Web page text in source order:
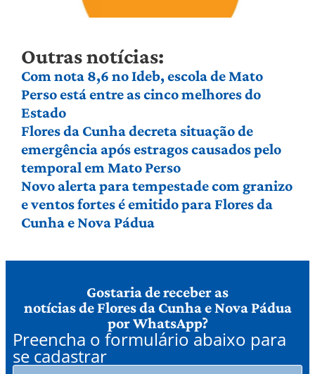
Outras notícias:
Com nota 8,6 no Ideb, escola de Mato
Perso está entre as cinco melhores do
Estado
Flores da Cunha decreta situação de
emergência após estragos causados pelo
temporal em Mato Perso
Novo alerta para tempestade com granizo
e ventos fortes é emitido para Flores da
Cunha e Nova Pádua
Gostaria de receber as
notícias de Flores da Cunha e Nova Pádua
por WhatsApp?
Preencha o formulário abaixo para
se cadastrar